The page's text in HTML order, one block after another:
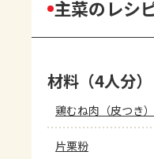
主菜のレシ
材料（4人分）
鶏むね肉（皮つき）
片栗粉